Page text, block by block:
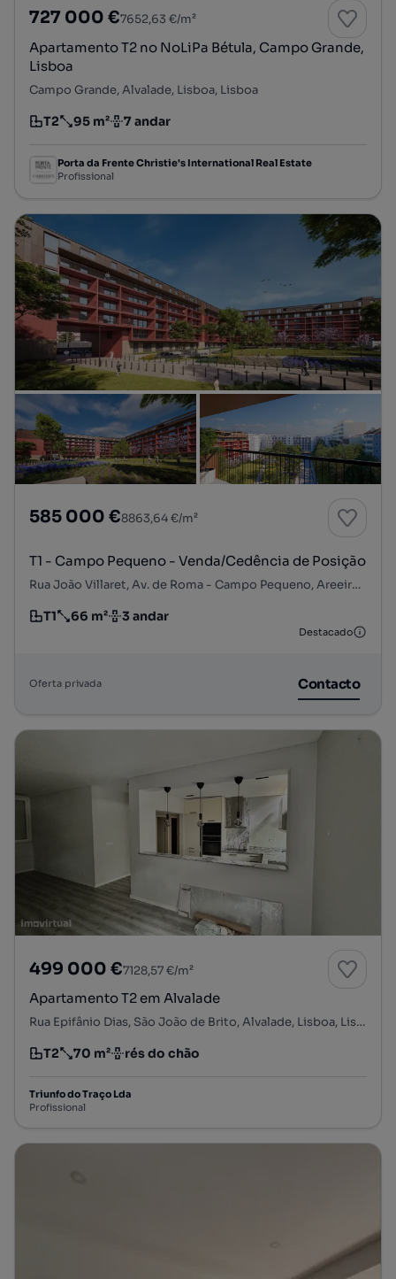
727 000 €7652,63 €/m²
Apartamento T2 no NoLiPa Bétula, Campo Grande,
Lisboa
Campo Grande, Alvalade, Lisboa, Lisboa
Tipologia
T2
Preço por metro quadrado
95 m²
Andar 7 andar
Porta da Frente Christie's International Real Estate
Profissional
585 000 €8863,64 €/m²
T1 - Campo Pequeno - Venda/Cedência de Posição
Rua João Villaret, Av. de Roma - Campo Pequeno, Areeiro, Lisboa, Lisboa
Tipologia
T1
Preço por metro quadrado
66 m²
Andar 3 andar
Destacado
Oferta privada Contacto
499 000 €7128,57 €/m²
Apartamento T2 em Alvalade
Rua Epifânio Dias, São João de Brito, Alvalade, Lisboa, Lisboa
Tipologia
T2
Preço por metro quadrado
70 m²
Andar rés do chão
Triunfo do Traço Lda
Profissional